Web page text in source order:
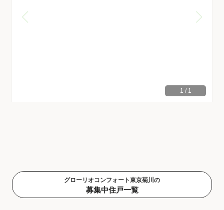
1 / 1
グローリオコンフォート東京菊川の
募集中住戸一覧